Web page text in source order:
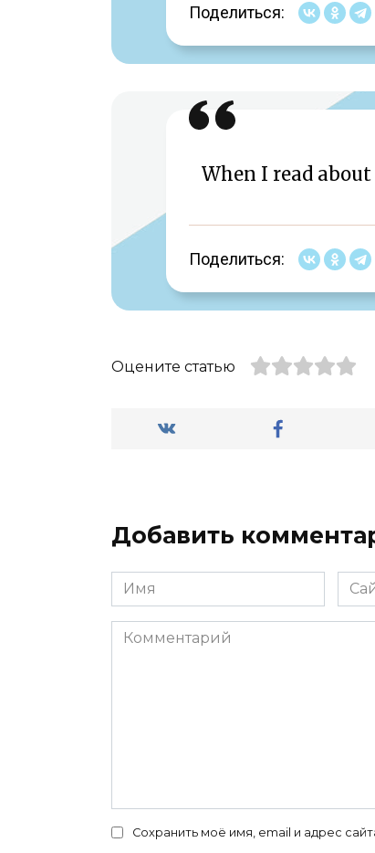
Поделиться:
When I read
Поделиться:
Оцените статью
Добавить
Имя
*
Сайт
Комментарий
Сохранить моё имя, email и адрес